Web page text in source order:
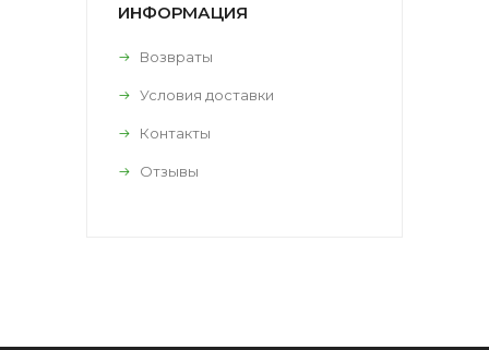
ИНФОРМАЦИЯ
Возвраты
Условия доставки
Контакты
Отзывы